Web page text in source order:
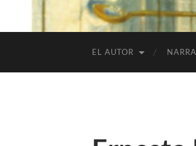
EL AUTOR